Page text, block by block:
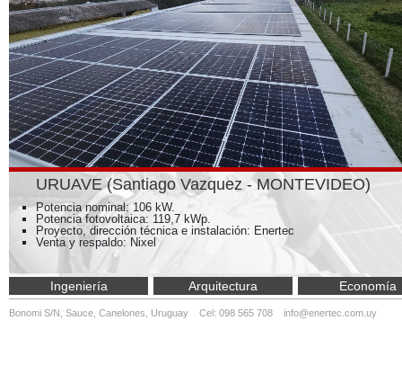
URUAVE (Santiago Vazquez - MONTEVIDEO)
Potencia nominal: 106 kW.
Potencia fotovoltaica: 119,7 kWp.
Proyecto, dirección técnica e instalación: Enertec
Venta y respaldo: Nixel
Ingeniería Arquitectura Economía
Bonomi S/N, Sauce, Canelones, Uruguay Cel: 098 565 708 info@enertec.com.uy